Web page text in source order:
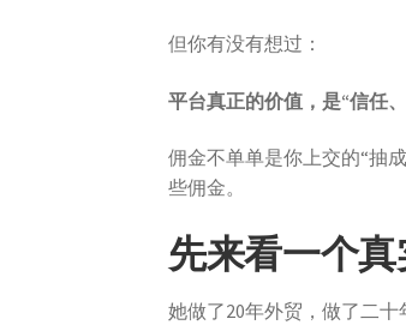
但你有没有想过：
平台真正的价值，是“信任
佣金不单单是你上交的“抽
些佣金。
先来看一个
她做了20年外贸，做了二十